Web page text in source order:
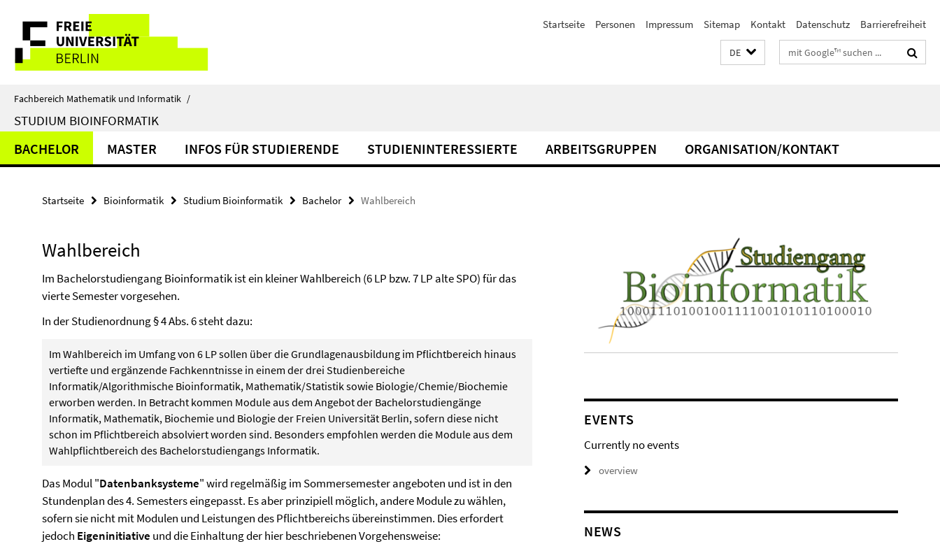
direkt
Inhalt
Service-
Navigation
Startseite Personen Impressum Sitemap Kontakt Datenschutz Barrierefreiheit
DE Suchbegriffe
Fachbereich Mathematik und Informatik /
STUDIUM BIOINFORMATIK
BACHELOR MASTER INFOS FÜR STUDIERENDE STUDIENINTERESSIERTE ARBEITSGRUPPEN ORGANISATION/KONTAKT
Startseite Bioinformatik Studium Bioinformatik Bachelor Wahlbereich
Wahlbereich
Im Bachelorstudiengang Bioinformatik ist ein kleiner Wahlbereich (6 LP bzw. 7 LP alte SPO) für das
vierte Semester vorgesehen.
In der Studienordnung § 4 Abs. 6 steht dazu:
Im Wahlbereich im Umfang von 6 LP sollen über die Grundlagenausbildung im Pflichtbereich hinaus
vertiefte und ergänzende Fachkenntnisse in einem der drei Studienbereiche
Informatik/Algorithmische Bioinformatik, Mathematik/Statistik sowie Biologie/Chemie/Biochemie
erworben werden. In Betracht kommen Module aus dem Angebot der Bachelorstudiengänge
Informatik, Mathematik, Biochemie und Biologie der Freien Universität Berlin, sofern diese nicht
schon im Pflichtbereich absolviert worden sind. Besonders empfohlen werden die Module aus dem
Wahlpflichtbereich des Bachelorstudiengangs Informatik.
Das Modul "Datenbanksysteme" wird regelmäßig im Sommersemester angeboten und ist in den
Stundenplan des 4. Semesters eingepasst. Es aber prinzipiell möglich, andere Module zu wählen,
sofern sie nicht mit Modulen und Leistungen des Pflichtbereichs übereinstimmen. Dies erfordert
jedoch Eigeninitiative und die Einhaltung der hier beschriebenen Vorgehensweise:
EVENTS
Currently no events
overview
NEWS